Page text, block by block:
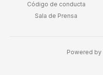
Código de conducta
Sala de Prensa
Powered by